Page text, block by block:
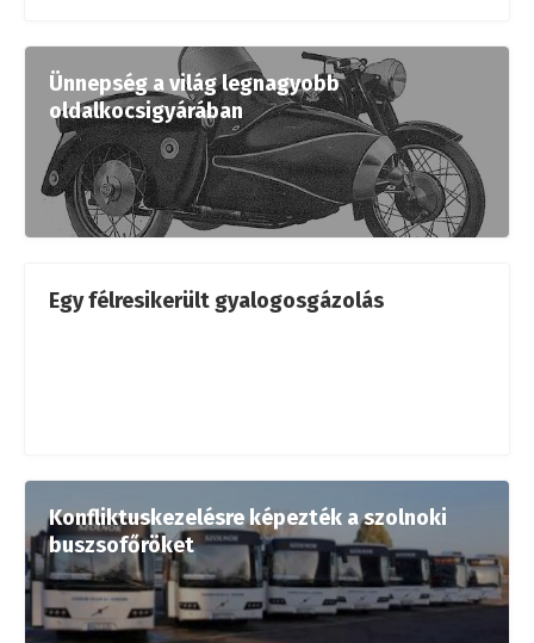
Ünnepség a világ legnagyobb
oldalkocsigyárában
Egy félresikerült gyalogosgázolás
Konfliktuskezelésre képezték a szolnoki
buszsofőröket